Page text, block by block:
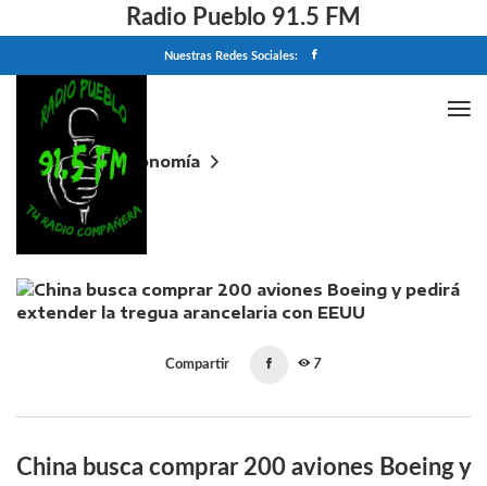
Radio Pueblo 91.5 FM
Nuestras Redes Sociales:
Home
Economía
China busca comprar 200 aviones Boeing y pedirá
extender la tregua arancelaria con EEUU
Compartir 7
China busca comprar 200 aviones Boeing y